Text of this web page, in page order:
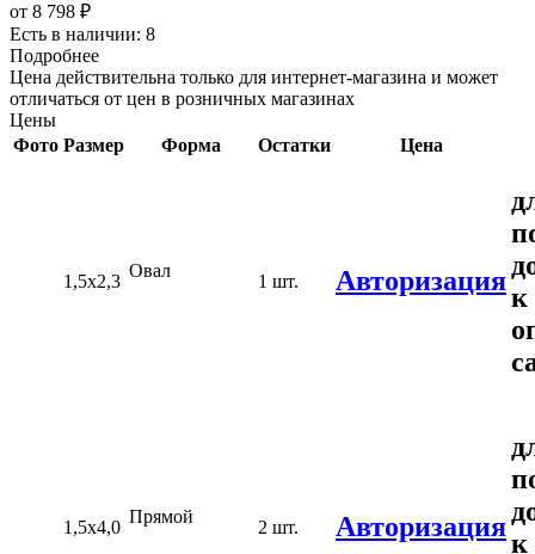
от 8 798 ₽
Есть в наличии: 8
Подробнее
Цена действительна только для интернет-магазина и может
отличаться от цен в розничных магазинах
Цены
Фото Размер Форма Остатки Цена
1,5х2,3
Овал
1 шт. Авторизация
к
1,5х4,0
Прямой
2 шт. Авторизация
к